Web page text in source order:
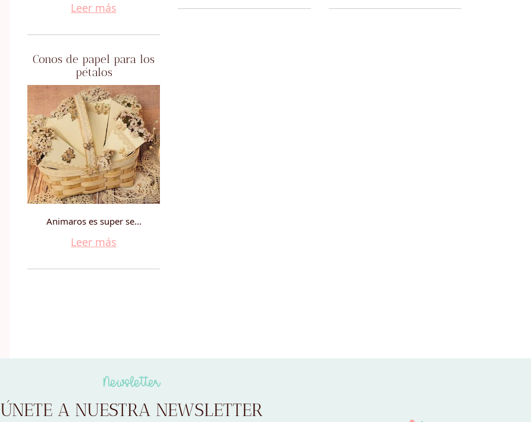
Leer más
Conos de papel para los
pétalos
Animaros es super se...
Leer más
Newsletter
ÚNETE A NUESTRA NEWSLETTER